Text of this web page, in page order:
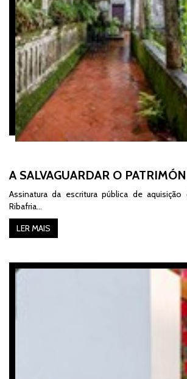
A SALVAGUARDAR O
Assinatura da escritura pública de
Ribafria...
LER MAIS